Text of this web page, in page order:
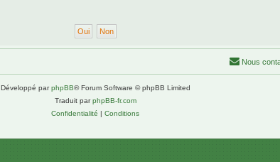
Nous
Développé parphpBB® Forum Software © phpBB Limited
Traduit parphpBB-fr.com
Confidentialité | Conditions